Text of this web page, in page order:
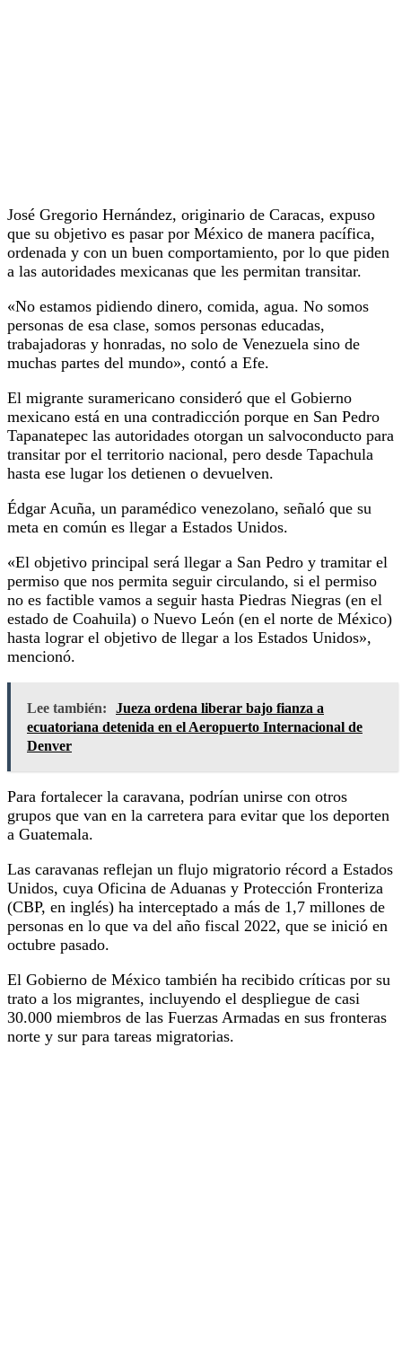
José Gregorio Hernández, originario de Caracas, expuso
que su objetivo es pasar por México de manera pacífica,
ordenada y con un buen comportamiento, por lo que piden
a las autoridades mexicanas que les permitan transitar.
«No estamos pidiendo dinero, comida, agua. No somos
personas de esa clase, somos personas educadas,
trabajadoras y honradas, no solo de Venezuela sino de
muchas partes del mundo», contó a Efe.
El migrante suramericano consideró que el Gobierno
mexicano está en una contradicción porque en San Pedro
Tapanatepec las autoridades otorgan un salvoconducto para
transitar por el territorio nacional, pero desde Tapachula
hasta ese lugar los detienen o devuelven.
Édgar Acuña, un paramédico venezolano, señaló que su
meta en común es llegar a Estados Unidos.
«El objetivo principal será llegar a San Pedro y tramitar el
permiso que nos permita seguir circulando, si el permiso
no es factible vamos a seguir hasta Piedras Niegras (en el
estado de Coahuila) o Nuevo León (en el norte de México)
hasta lograr el objetivo de llegar a los Estados Unidos»,
mencionó.
Lee también:
Jueza ordena liberar bajo fianza a
ecuatoriana detenida en el Aeropuerto Internacional de
Denver
Para fortalecer la caravana, podrían unirse con otros
grupos que van en la carretera para evitar que los deporten
a Guatemala.
Las caravanas reflejan un flujo migratorio récord a Estados
Unidos, cuya Oficina de Aduanas y Protección Fronteriza
(CBP, en inglés) ha interceptado a más de 1,7 millones de
personas en lo que va del año fiscal 2022, que se inició en
octubre pasado.
El Gobierno de México también ha recibido críticas por su
trato a los migrantes, incluyendo el despliegue de casi
30.000 miembros de las Fuerzas Armadas en sus fronteras
norte y sur para tareas migratorias.